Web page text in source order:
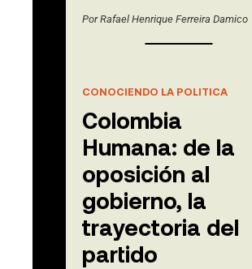
PorRafael Henrique Ferreira Damico
CONOCIENDO LA POLITICA
Colombia
Humana: de la
oposición al
gobierno, la
trayectoria del
partido